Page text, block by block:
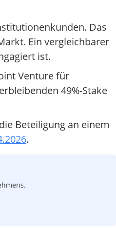
Das
Ein vergleichbarer
ist.
Venture für
49%-Stake
Beteiligung an einem
.